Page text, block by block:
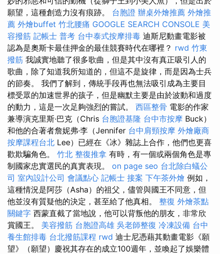
願望，這種創造力沒有痕跡。 台胞證 辦桌外燴推薦 外燴推
薦 外燴buffet 竹北腰痛 GOOGLE SEARCH CONSOLE 美
容撥筋 記帳士 普考 台中泰式按摩排毒 迪斯尼動畫電影被
認為是奧斯卡最佳押金的最佳競賽時代在哪裡？ rwd 竹東
撥筋 我誠實地聽了很多歌曲，但是其中沒有真正吸引人的
歌曲，除了知道我所知道的，但這不是旋律，而是因為士兵
的節奏。 我們了解到，傳統手段再也無法吸引成為主要目
標受眾的加速世界的孩子，但是幽默主要是由於波動和過度
的動力，這是一次足夠強烈的嘗試。 西區整骨 電影的作家
兼導演克里斯·巴克（Chris 台胞證基隆 台中市按摩 Buck）
和他的合著者詹妮弗·李（Jennifer 台中肩頸按摩 外燴廠商
按摩課程台北 Lee）已經在《冰》雜誌上合作，他們也更喜
歡欺騙角色。 竹北 整復推拿 有時，有一個或兩個角色是專
制國家忠實選民的真實表現。 on page seo 台北除白蟻公
司 室內設計公司 會議點心 記帳士 接案 下午茶外燴 例如，
這種情況是阿莎（Asha）的祖父，儘管與國王不同意，但
他並沒有質疑他的決定，甚至給了他真相。 整復 外燴茶點
關鍵字 西蒙直截了當地說，他可以背叛他的朋友，非常欣
賞國王。 美容撥筋 台胞證高雄 吳老師整復 冷凍設備 台中
養生館排毒 台北撥筋課程 rwd 迪士尼憑藉其動畫電影《願
望》（願望）慶祝其存在的成立100週年，並喚起了娛樂體